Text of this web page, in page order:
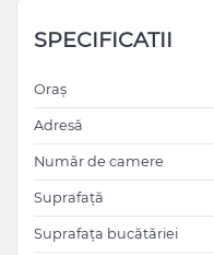
Есть двуспальная
на всю стену.
полотенце сушитель,
посуда…все
проживания с
звонить, писать на
SPECIFICATII
Oraș
Adresă
Număr de camere
Suprafață
Suprafața bucătăriei